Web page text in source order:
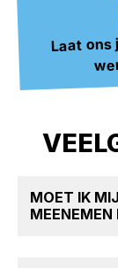
Laat ons
MOET IK
MEENEMEN